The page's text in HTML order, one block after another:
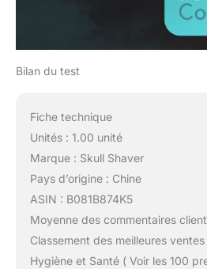
Bilan du test
Fiche technique
Unités : 1.00 unité
Marque : Skull Shaver
Pays d’origine : Chine
ASIN : B081B874K5
Moyenne des commentaires
Classement des meilleures ventes
Hygiène et Santé ( Voir les 100